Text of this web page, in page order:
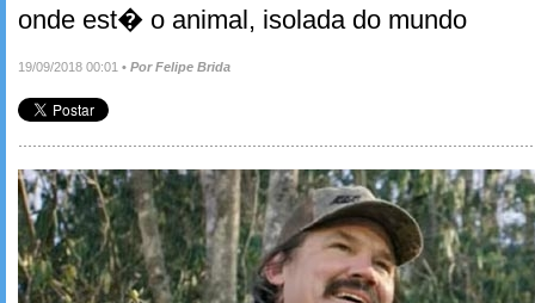
onde est� o animal, isolada do mundo
19/09/2018 00:01 • Por Felipe Brida